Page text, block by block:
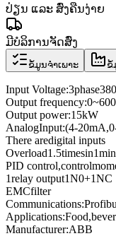
ປ່ຽນ ແລະ ສົ່ງຄືນງ່າຍ
ມີບໍລິການຈັດສົ່ງ
ຂໍ້ມູນຈຳເພາະ ຂໍ້
Input Voltage:3phase380
Output frequency:0~600
Output power:15kW
AnalogInput:(4-20mA,0
There aredigital inputs
Overload1.5timesin1
PID control,control
1relay output1N0+1NC
EMCfilter
Communications:
Applications:Food,
Manufacturer:ABB